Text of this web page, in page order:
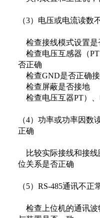
（3）电压或电流读数
检查接线模式设置是
检查电压互感器（
否正确
检查GND是否正确
检查屏蔽是否接地
检查电压互器PT）
（4）功率或功率因数
正确
比较实际接线和接线
位关系是否正确
（5）RS-485通讯不正
检查上位机的通讯波